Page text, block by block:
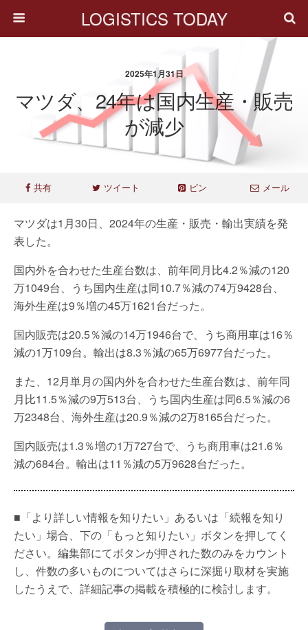
LOGISTICS TODAY
2025年1月31日
マツダ、24年は国内生産・販売
が減少
共有 ツイート ピン メール
マツダは1月30日、2024年の生産・販売・輸出実績を発
表した。
国内外を合わせた生産台数は、前年同月比4.2％減の120
万1049台、うち国内生産は同10.7％減の74万9428台、
海外生産は9％増の45万1621台だった。
国内販売は20.5％減の14万1946台で、うち商用車は16％
減の1万109台。輸出は8.3％減の65万6977台だった。
また、12月単月の国内外を合わせた生産台数は、前年同
月比11.5％減の9万513台、うち国内生産は同6.5％減の6
万2348台、海外生産は20.9％減の2万8165台だった。
国内販売は1.3％増の1万727台で、うち商用車は21.6％
減の684台。輸出は11％減の5万9628台だった。
■「より詳しい情報を知りたい」あるいは「続報を知り
たい」場合、下の「もっと知りたい」ボタンを押してく
ださい。編集部にてボタンが押された数のみをカウント
し、件数の多いものについてはさらに深掘り取材を実施
したうえで、詳細記事の掲載を積極的に検討します。